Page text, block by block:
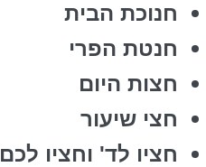
חנוכת הבית
חנטת הפרי
חצות היום
חצי שיעור
חציו לד' וחציו לכם